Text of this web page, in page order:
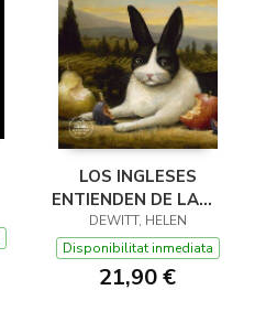
LOS INGLESES
ENTIENDEN DE LANA
(Y OTROS TRUCOS)
DEWITT, HELEN
Disponibilitat inmediata
21,90 €